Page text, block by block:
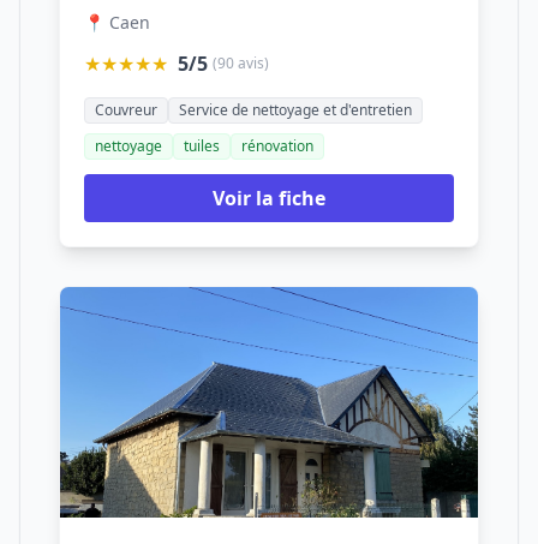
📍 Caen
★★★★★ 5/5 (90 avis)
Couvreur
Service de nettoyage et d'entretien
nettoyage
tuiles rénovation
Voir la fiche